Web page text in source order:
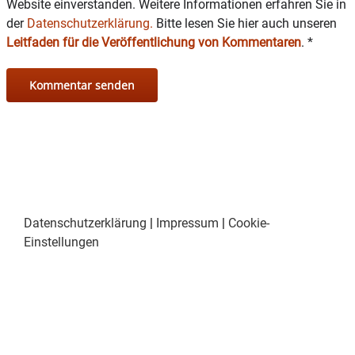
einer
wissenschaftlich verbrämten Lustfeindlichkeit in einer Welt, die
zwar nach
ferner Zukunft klingt, aber der unseren doch erschreckend nahe
ist. Denn alle
Science-Fiction ist letztlich nur eine Beschreibung der Gegenwart.
Website einverstanden. Weitere Informationen erfahren Sie in
der Datenschutzerklärung. Bitte lesen Sie hier auch unseren
Leitfaden für die Veröffentlichung von Kommentaren. *
Datenschutzerklärung | Impressum | Cookie-
Einstellungen